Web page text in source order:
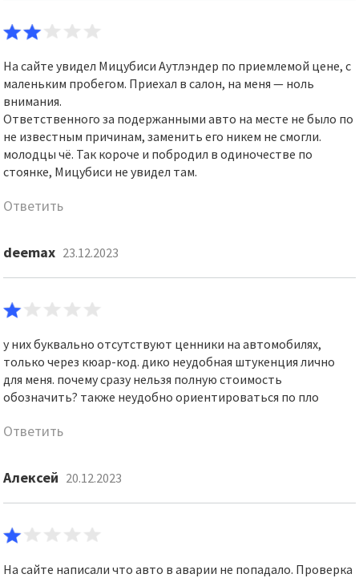
На сайте увидел Мицубиси Аутлэндер по приемлемой цене, с
маленьким пробегом. Приехал в салон, на меня — ноль
внимания.
Ответственного за подержанными авто на месте не было по
не известным причинам, заменить его никем не смогли.
молодцы чё. Так короче и побродил в одиночестве по
стоянке, Мицубиси не увидел там.
Ответить
deemax 23.12.2023
у них буквально отсутствуют ценники на автомобилях,
только через кюар-код. дико неудобная штукенция лично
для меня. почему сразу нельзя полную стоимость
обозначить? также неудобно ориентироваться по пло
Ответить
Алексей 20.12.2023
На сайте написали что авто в аварии не попадало. Проверка